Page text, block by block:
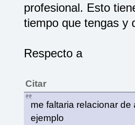
profesional. Esto
tiempo que tengas y
Respecto a
Citar
me faltaria relacionar
ejemplo